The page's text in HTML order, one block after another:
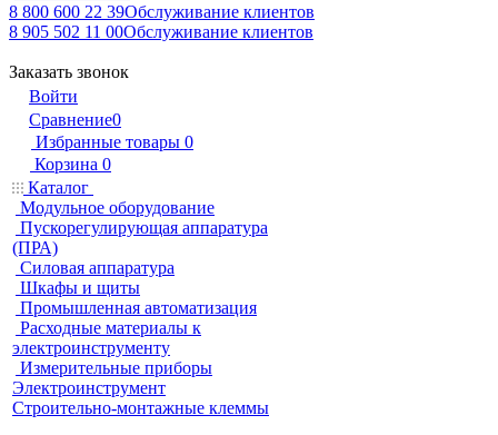
8 800 600 22 39Обслуживание клиентов
8 905 502 11 00Обслуживание клиентов
Заказать звонок
Войти
Сравнение0
Избранные товары 0
Корзина 0
Каталог
Модульное оборудование
Пускорегулирующая аппаратура
(ПРА)
Силовая аппаратура
Шкафы и щиты
Промышленная автоматизация
Расходные материалы к
электроинструменту
Измерительные приборы
Электроинструмент
Строительно-монтажные клеммы